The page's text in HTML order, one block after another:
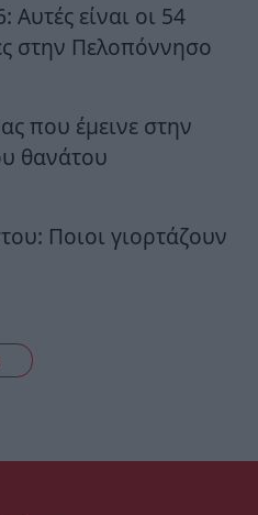
Αυτές είναι οι 54
στην Πελοπόννησο
που έμεινε στην
θανάτου
Ποιοι γιορτάζουν